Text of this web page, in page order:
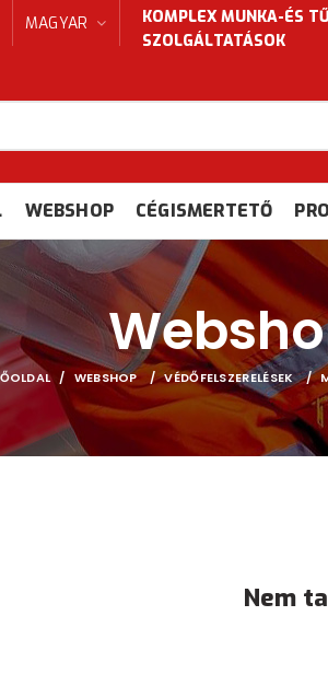
MAGYAR
KOMPLEX MUNKA-ÉS
SZOLGÁLTATÁSOK
WEBSHOP CÉGISMERTETŐ
WEBSHOP VÉDŐFELSZERELÉSEK
Nem